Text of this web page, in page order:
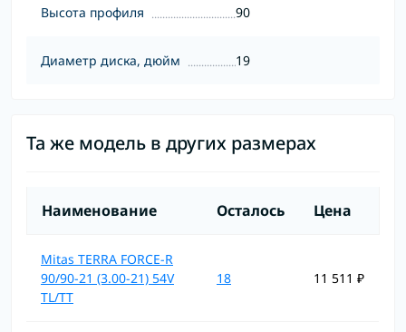
Высота профиля 90
Диаметр диска, дюйм 19
Та же модель в других размерах
Наименование Осталось Цена
Mitas TERRA FORCE-R
90/90-21 (3.00-21) 54V
TL/TT
18 11 511 ₽